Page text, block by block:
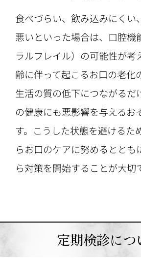
食べづらい、飲み込みにくい
悪いといった場合は、口腔機
ラルフレイル）の可能性が考
齢に伴って起こるお口の老化
生活の質の低下につながるだ
の健康にも悪影響を与えるお
す。こうした状態を避けるた
らお口のケアに努めるととも
ら対策を開始することが大切
定期検診につ